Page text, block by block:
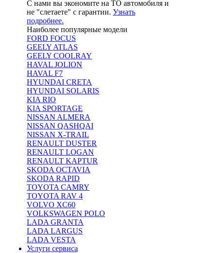
С нами вы экономите на ТО автомобиля и
не "слетаете" с гарантии. Узнать
подробнее.
Наиболее популярные модели
FORD FOCUS
GEELY ATLAS
GEELY COOLRAY
HAVAL JOLION
HAVAL F7
HYUNDAI CRETA
HYUNDAI SOLARIS
KIA RIO
KIA SPORTAGE
NISSAN ALMERA
NISSAN QASHQAI
NISSAN X-TRAIL
RENAULT DUSTER
RENAULT LOGAN
RENAULT KAPTUR
SKODA OCTAVIA
SKODA RAPID
TOYOTA CAMRY
TOYOTA RAV 4
VOLVO XC60
VOLKSWAGEN POLO
LADA GRANTA
LADA LARGUS
LADA VESTA
Услуги сервиса